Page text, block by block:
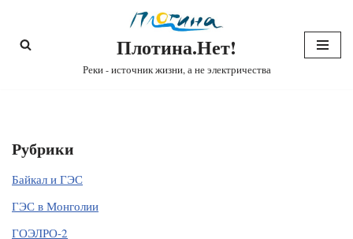
Перейти
Плотина.Нет!
Реки - источник жизни, а не электричества
Рубрики
Байкал и ГЭС
ГЭС в Монголии
ГОЭЛРО-2